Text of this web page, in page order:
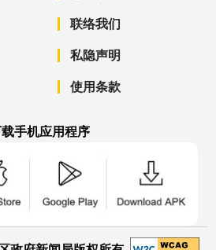
联络我们
私隐声明
使用条款
手机应用程序